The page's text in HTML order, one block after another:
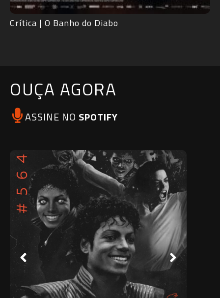
RdMCast #529 – Frankenstein de Guillermo del
OUÇA AGORA
ASSINE NO SPOTIFY